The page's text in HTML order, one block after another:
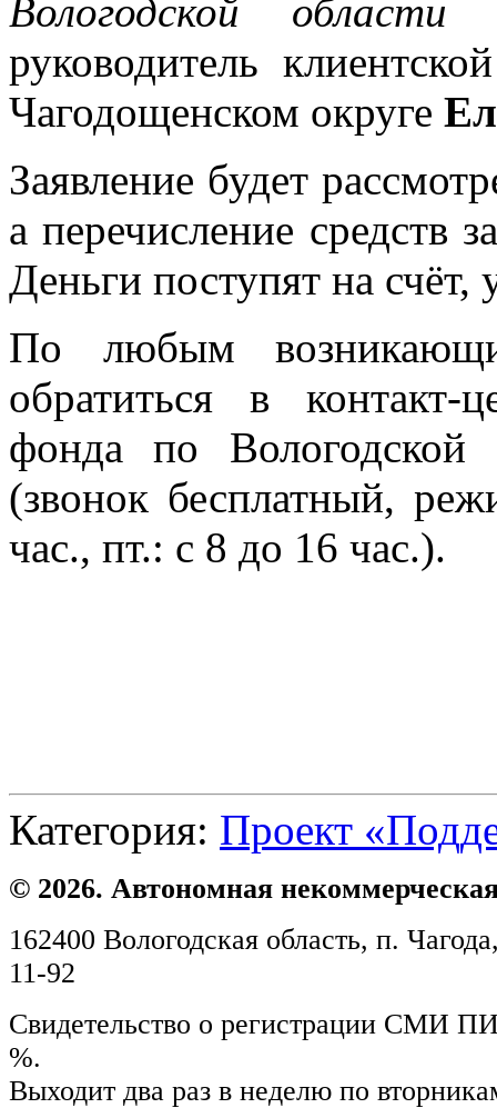
Вологодской
руководитель
Чагодощенском округе
Заявление будет
а перечисление средств
Деньги поступят на счёт,
По любым
обратиться в контакт-
фонда по
(звонок бесплатный,
час., пт.: с 8 до 16 час.).
Категория: Проект
© 2026. Автономная
162400 Вологодская область, п.
11-92
Свидетельство о регистрации СМИ
%.
Выходит два раз в неделю по